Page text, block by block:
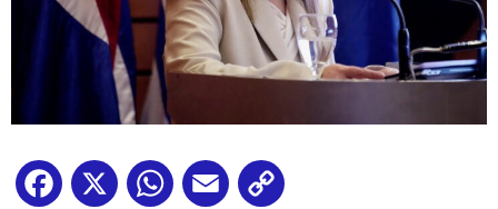
Facebook
X WhatsApp
Email